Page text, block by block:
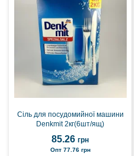
Сіль для посудомийної машини
Denkmit 2кг(6шт/ящ)
85.26 грн
Опт 77.76 грн